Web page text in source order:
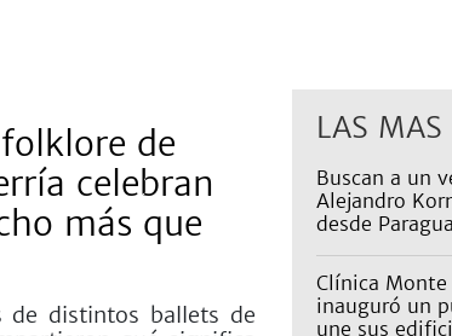
de
celebran
más que
de distintos ballets de
LAS MAS
Buscan a un
Alejandro
desde
Clínica Monte
inauguró un
une sus